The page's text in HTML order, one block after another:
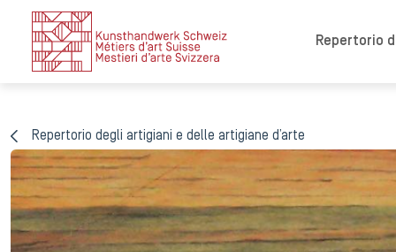
Repertorio
Repertorio degli artigiani e delle artigiane d’arte